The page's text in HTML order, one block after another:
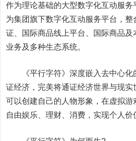
作为理论基础的大型数字化互动服
为集团旗下数字化互动服务平台，整
证、国际商品线上平台、国际商品及
业务及多种生态系统。
《平行字符》深度嵌入去中心化
证经济，完美将通证经济世界与现实
可以创建自己的人物形象，在虚拟游
自由娱乐、理财、消费，实现个人价